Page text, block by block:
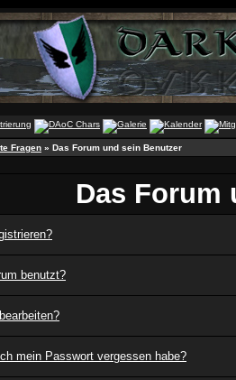
Fragen » Das Forum und sein Benutzer
Das Forum
benutzt?
mein Passwort vergessen habe?